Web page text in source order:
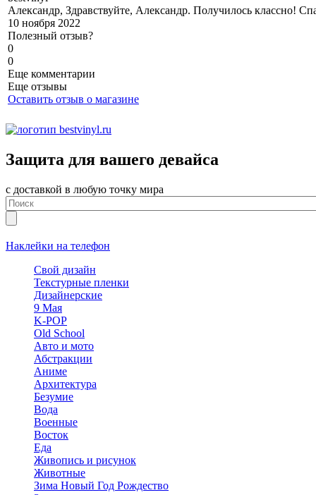
Александр, Здравствуйте, Александр. Получилось классно!
10 ноября 2022
Полезный отзыв?
0
0
Еще комментарии
Еще отзывы
Оставить отзыв о магазине
Защита для вашего девайса
с доставкой в любую точку мира
Наклейки на телефон
Свой дизайн
Текстурные пленки
Дизайнерские
9 Мая
K-POP
Old School
Авто и мото
Абстракции
Аниме
Архитектура
Безумие
Вода
Военные
Восток
Еда
Живопись и рисунок
Животные
Зима Новый Год Рождество